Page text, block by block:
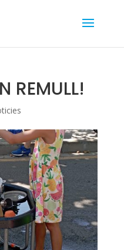
REMULL!